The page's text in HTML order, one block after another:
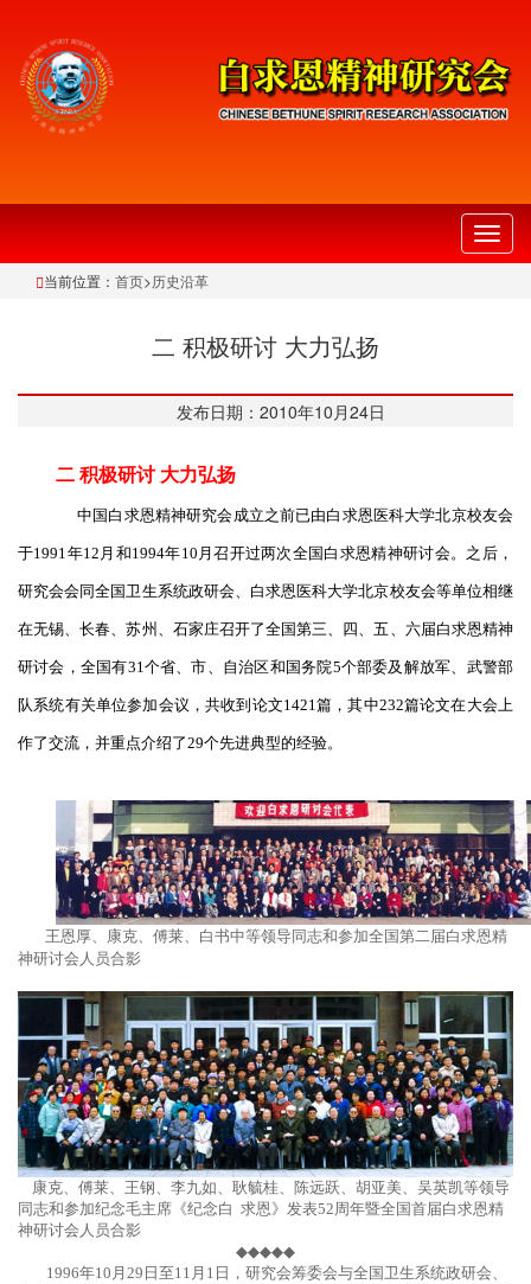
切
换
当前位置： 首页>历史沿革
二 积极研讨 大力弘扬
发布日期：2010年10月24日
二 积极研讨 大力弘扬
中国白求恩精神研究会成立之前已由白求恩医科大学北京校友会
于1991年12月和1994年10月召开过两次全国白求恩精神研讨会。之后，
研究会会同全国卫生系统政研会、白求恩医科大学北京校友会等单位相继
在无锡、长春、苏州、石家庄召开了全国第三、四、五、六届白求恩精神
研讨会，全国有31个省、市、自治区和国务院5个部委及解放军、武警部
队系统有关单位参加会议，共收到论文1421篇，其中232篇论文在大会上
作了交流，并重点介绍了29个先进典型的经验。
王恩厚、康克、傅莱、白书中等领导同志和参加全国第二届白求恩精
神研讨会人员合影
康克、傅莱、王钢、李九如、耿毓桂、陈远跃、胡亚美、吴英凯等领导
同志和参加纪念毛主席《纪念白 求恩》发表52周年暨全国首届白求恩精
神研讨会人员合影
◆◆◆◆◆
1996年10月29日至11月1日，研究会筹委会与全国卫生系统政研会、